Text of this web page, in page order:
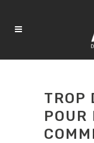
TROP
POUR